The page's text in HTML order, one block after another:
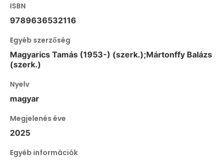
ISBN
9789636532116
Egyéb szerzőség
Magyarics Tamás (1953-) (szerk.);Mártonffy Balázs
(szerk.)
Nyelv
magyar
Megjelenés éve
2025
Egyéb információk